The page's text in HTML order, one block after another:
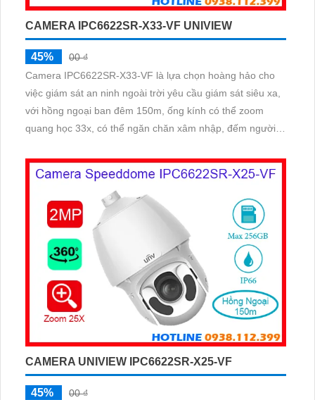
CAMERA IPC6622SR-X33-VF UNIVIEW
45%
00 ₫
Camera IPC6622SR-X33-VF là lựa chọn hoàng hảo cho
việc giám sát an ninh ngoài trời yêu cầu giám sát siêu xa,
với hồng ngoại ban đêm 150m, ống kính có thể zoom
quang học 33x, có thể ngăn chăn xâm nhập, đếm người,
Ultra265/H.265/H.264
CAMERA UNIVIEW IPC6622SR-X25-VF
45%
00 ₫